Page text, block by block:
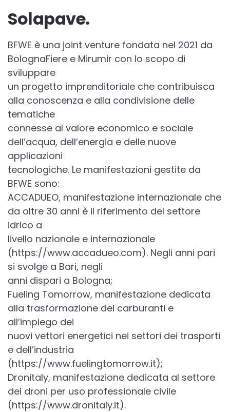
Solapave.
BFWE è una joint venture fondata nel 2021 da
BolognaFiere e Mirumir con lo scopo di
sviluppare
un progetto imprenditoriale che contribuisca
alla conoscenza e alla condivisione delle
tematiche
connesse al valore economico e sociale
dell’acqua, dell’energia e delle nuove
applicazioni
tecnologiche. Le manifestazioni gestite da
BFWE sono:
ACCADUEO, manifestazione internazionale che
da oltre 30 anni è il riferimento del settore
idrico a
livello nazionale e internazionale
(https://www.accadueo.com). Negli anni pari
si svolge a Bari, negli
anni dispari a Bologna;
Fueling Tomorrow, manifestazione dedicata
alla trasformazione dei carburanti e
all’impiego dei
nuovi vettori energetici nei settori dei trasporti
e dell’industria
(https://www.fuelingtomorrow.it);
Dronitaly, manifestazione dedicata al settore
dei droni per uso professionale civile
(https://www.dronitaly.it).